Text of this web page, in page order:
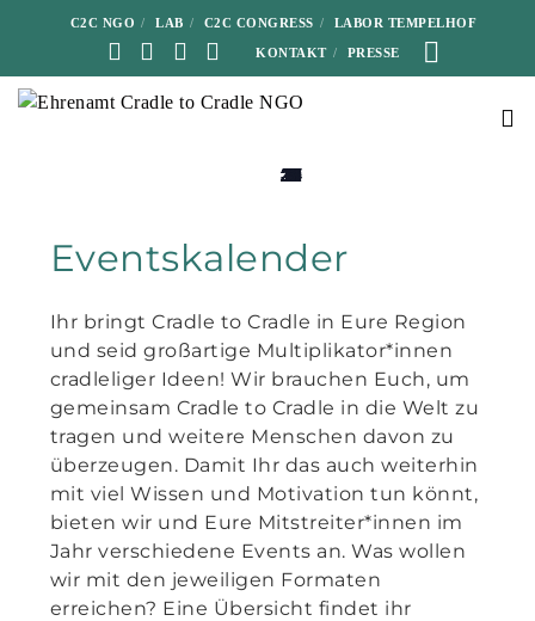
C2C NGO LAB C2C CONGRESS LABOR TEMPELHOF
KONTAKT PRESSE
Eventskalender
Ihr bringt Cradle to Cradle in Eure Region
und seid großartige Multiplikator*innen
cradleliger Ideen! Wir brauchen Euch, um
gemeinsam Cradle to Cradle in die Welt zu
tragen und weitere Menschen davon zu
überzeugen. Damit Ihr das auch weiterhin
mit viel Wissen und Motivation tun könnt,
bieten wir und Eure Mitstreiter*innen im
Jahr verschiedene Events an. Was wollen
wir mit den jeweiligen Formaten
erreichen? Eine Übersicht findet ihr
0
26
0
27
0
28
0
29
0
30
0
1
0
2
0
3
0
4
0
5
0
6
0
7
0
8
0
9
0
10
0
11
0
12
0
13
0
14
0
15
0
16
0
17
0
18
0
19
0
20
0
21
0
22
0
23
0
24
0
25
0
26
0
27
0
28
0
29
0
30
0
31
0
1
0
2
0
3
0
4
0
5
0
6